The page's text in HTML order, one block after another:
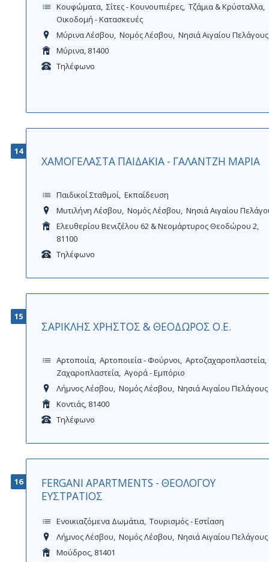
Κουφώματα Σίτες - Κουνουπιέρες Τζάμια & Κρύσταλλα
Οικοδομή - Κατασκευές
Μύρινα Λέσβου Νομός Λέσβου Νησιά Αιγαίου Πελάγους
Μύρινα, 81400
Τηλέφωνο
14
ΧΑΜΟΓΕΛΑΣΤΑ ΠΑΙΔΑΚΙΑ - ΓΑΛΑΝΤΖΗ ΜΑΡΙΑ
Παιδικοί Σταθμοί Εκπαίδευση
Μυτιλήνη Λέσβου Νομός Λέσβου Νησιά Αιγαίου
Ελευθερίου Βενιζέλου 62 & Νεομάρτυρος Θεοδώρου 2,
81100
Τηλέφωνο
15
ΣΑΡΙΚΛΗΣ ΧΡΗΣΤΟΣ & ΘΕΟΔΩΡΟΣ Ο.Ε.
Αρτοποιία Αρτοποιεία - Φούρνοι
Αρτοζαχαροπλαστεία
Ζαχαροπλαστεία Αγορά - Εμπόριο
Λήμνος Λέσβου Νομός Λέσβου Νησιά Αιγαίου Πελάγους
Κοντιάς, 81400
Τηλέφωνο
16
FERGANI APARTMENTS - ΘΕΟΛΟΓΟΥ
ΕΥΣΤΡΑΤΙΟΣ
Ενοικιαζόμενα Δωμάτια Τουρισμός - Εστίαση
Λήμνος Λέσβου Νομός Λέσβου Νησιά Αιγαίου Πελάγους
Μούδρος, 81401